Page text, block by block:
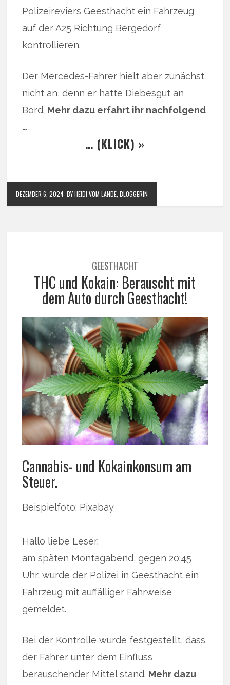
Polizeireviers Geesthacht ein Fahrzeug
auf der A25 Richtung Bergedorf
kontrollieren.
Der Mercedes-Fahrer hielt aber zunächst
nicht an, denn er hatte Diebesgut an
Bord. Mehr dazu erfahrt ihr nachfolgend
…
… (KLICK) »
DEZEMBER 6, 2024 BY HEIDI VOM LANDE, BLOGGERIN
GEESTHACHT
THC und Kokain: Berauscht mit
dem Auto durch Geesthacht!
Cannabis- und Kokainkonsum am
Steuer.
Beispielfoto: Pixabay
Hallo liebe Leser,
am späten Montagabend, gegen 20:45
Uhr, wurde der Polizei in Geesthacht ein
Fahrzeug mit auffälliger Fahrweise
gemeldet.
Bei der Kontrolle wurde festgestellt, dass
der Fahrer unter dem Einfluss
berauschender Mittel stand. Mehr dazu